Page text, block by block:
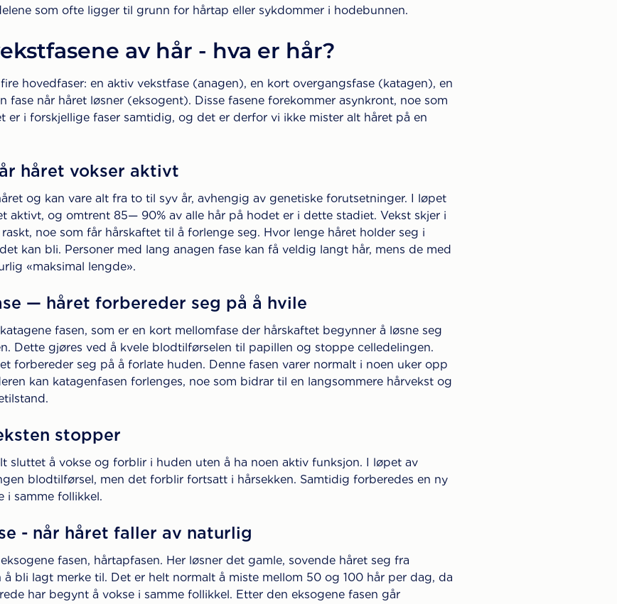
som ofte ligger til grunn for hårtap eller sykdommer i hodebunnen.
av hår - hva er hår?
hovedfaser: en aktiv vekstfase (anagen), en kort overgangsfase (katagen), en
fase når håret løsner (eksogent). Disse fasene forekommer asynkront, noe som
er i forskjellige faser samtidig, og det er derfor vi ikke mister alt håret på en
håret vokser aktivt
og kan vare alt fra to til syv år, avhengig av genetiske forutsetninger. I løpet
aktivt, og omtrent 85— 90% av alle hår på hodet er i dette stadiet. Vekst skjer i
noe som får hårskaftet til å forlenge seg. Hvor lenge håret holder seg i
kan bli. Personer med lang anagen fase kan få veldig langt hår, mens de med
«maksimal lengde».
— håret forbereder seg på å hvile
fasen, som er en kort mellomfase der hårskaftet begynner å løsne seg
Dette gjøres ved å kvele blodtilførselen til papillen og stoppe celledelingen.
forbereder seg på å forlate huden. Denne fasen varer normalt i noen uker opp
kan katagenfasen forlenges, noe som bidrar til en langsommere hårvekst og
stopper
sluttet å vokse og forblir i huden uten å ha noen aktiv funksjon. I løpet av
blodtilførsel, men det forblir fortsatt i hårsekken. Samtidig forberedes en ny
i samme follikkel.
- når håret faller av naturlig
fasen, hårtapfasen. Her løsner det gamle, sovende håret seg fra
å bli lagt merke til. Det er helt normalt å miste mellom 50 og 100 hår per dag, da
har begynt å vokse i samme follikkel. Etter den eksogene fasen går